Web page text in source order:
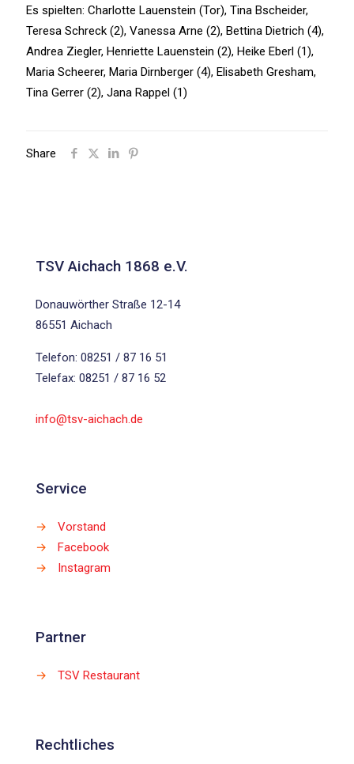
Es spielten: Charlotte Lauenstein (Tor), Tina Bscheider,
Teresa Schreck (2), Vanessa Arne (2), Bettina Dietrich (4),
Andrea Ziegler, Henriette Lauenstein (2), Heike Eberl (1),
Maria Scheerer, Maria Dirnberger (4), Elisabeth Gresham,
Tina Gerrer (2), Jana Rappel (1)
Share
TSV Aichach 1868 e.V.
Donauwörther Straße 12-14
86551 Aichach
Telefon: 08251 / 87 16 51
Telefax: 08251 / 87 16 52
info@tsv-aichach.de
Service
→
Vorstand
→
Facebook
→
Instagram
Partner
→ TSV Restaurant
Rechtliches